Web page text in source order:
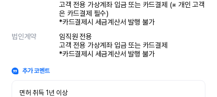
고객 전용 가상계좌 입금 또는 카드결제 (※ 개인 고객
은 카드결제 필수)
*카드결제시 세금계산서 발행 불가
법인계약
임직원 전용
고객 전용 가상계좌 입금 또는 카드결제
*카드결제시 세금계산서 발행 불가
추가 코멘트
면허 취득 1년 이상